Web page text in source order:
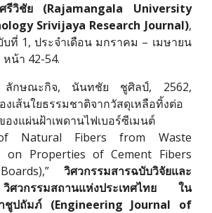
รีวิชัย (Rajamangala University
Srivijaya Research Journal),
ที่ 1, ประจำเดือน มกราคม – เมษายน
หน้า 42-54.
ลักษณะกิจ, นันทชัย ชูศิลป์, 2562,
งเส้นใยธรรมชาติจากวัสดุเหลือทิ้งต่อ
งแผ่นฝ้าเพดานไฟเบอร์ซีเมนต์
Natural Fibers from Waste
on Properties of Cement Fibers
,” วิศวกรรมสารฉบับวิจัยและ
กรรมสถานแห่งประเทศไทย ใน
ชูปถัมภ์ (Engineering Journal of